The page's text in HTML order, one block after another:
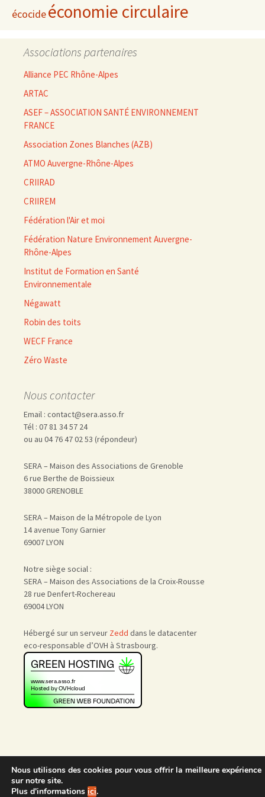
écocideéconomie circulaire
Associations partenaires
Alliance PEC Rhône-Alpes
ARTAC
ASEF – ASSOCIATION SANTÉ ENVIRONNEMENT
FRANCE
Association Zones Blanches (AZB)
ATMO Auvergne-Rhône-Alpes
CRIIRAD
CRIIREM
Fédération l'Air et moi
Fédération Nature Environnement Auvergne-
Rhône-Alpes
Institut de Formation en Santé
Environnementale
Négawatt
Robin des toits
WECF France
Zéro Waste
Nous contacter
Email : contact@sera.asso.fr
Tél : 07 81 34 57 24
ou au 04 76 47 02 53 (répondeur)
SERA – Maison des Associations de Grenoble
6 rue Berthe de Boissieux
38000 GRENOBLE
SERA – Maison de la Métropole de Lyon
14 avenue Tony Garnier
69007 LYON
Notre siège social :
SERA – Maison des Associations de la Croix-Rousse
28 rue Denfert-Rochereau
69004 LYON
Hébergé sur un serveur Zedd dans le datacenter
eco-responsable d’OVH à Strasbourg.
Accueil | Nous rejoindre
Admin
Nous utilisons des cookies pour vous offrir la meilleure expérience
sur notre site.
Plus d'informations ici.